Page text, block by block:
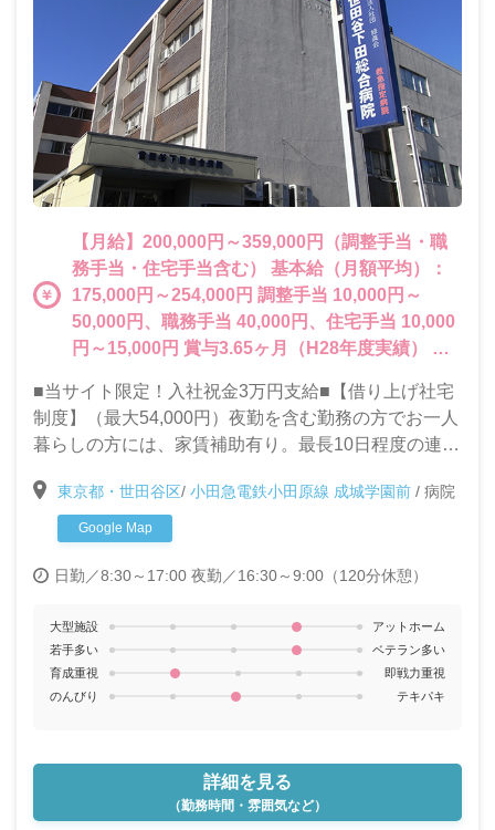
【月給】200,000円～359,000円（調整手当・職
務手当・住宅手当含む） 基本給（月額平均）：
175,000円～254,000円 調整手当 10,000円～
50,000円、職務手当 40,000円、住宅手当 10,000
円～15,000円 賞与3.65ヶ月（H28年度実績） ＜
奨金 最高1万円／月
■当サイト限定！入社祝金3万円支給■【借り上げ社宅
制度】（最大54,000円）夜勤を含む勤務の方でお一人
暮らしの方には、家賃補助有り。最長10日程度の連続
ー）には子育支援手当（2000円/月）（法人独自）が
支給されます。
東京都・世田谷区/ 小田急電鉄小田原線 成城学園前 / 病院
Google Map
日勤／8:30～17:00 夜勤／16:30～9:00（120分休憩）
大型施設
アットホーム
若手多い
ベテラン多い
育成重視
即戦力重視
のんびり
テキパキ
詳細を見る
（勤務時間・雰囲気など）